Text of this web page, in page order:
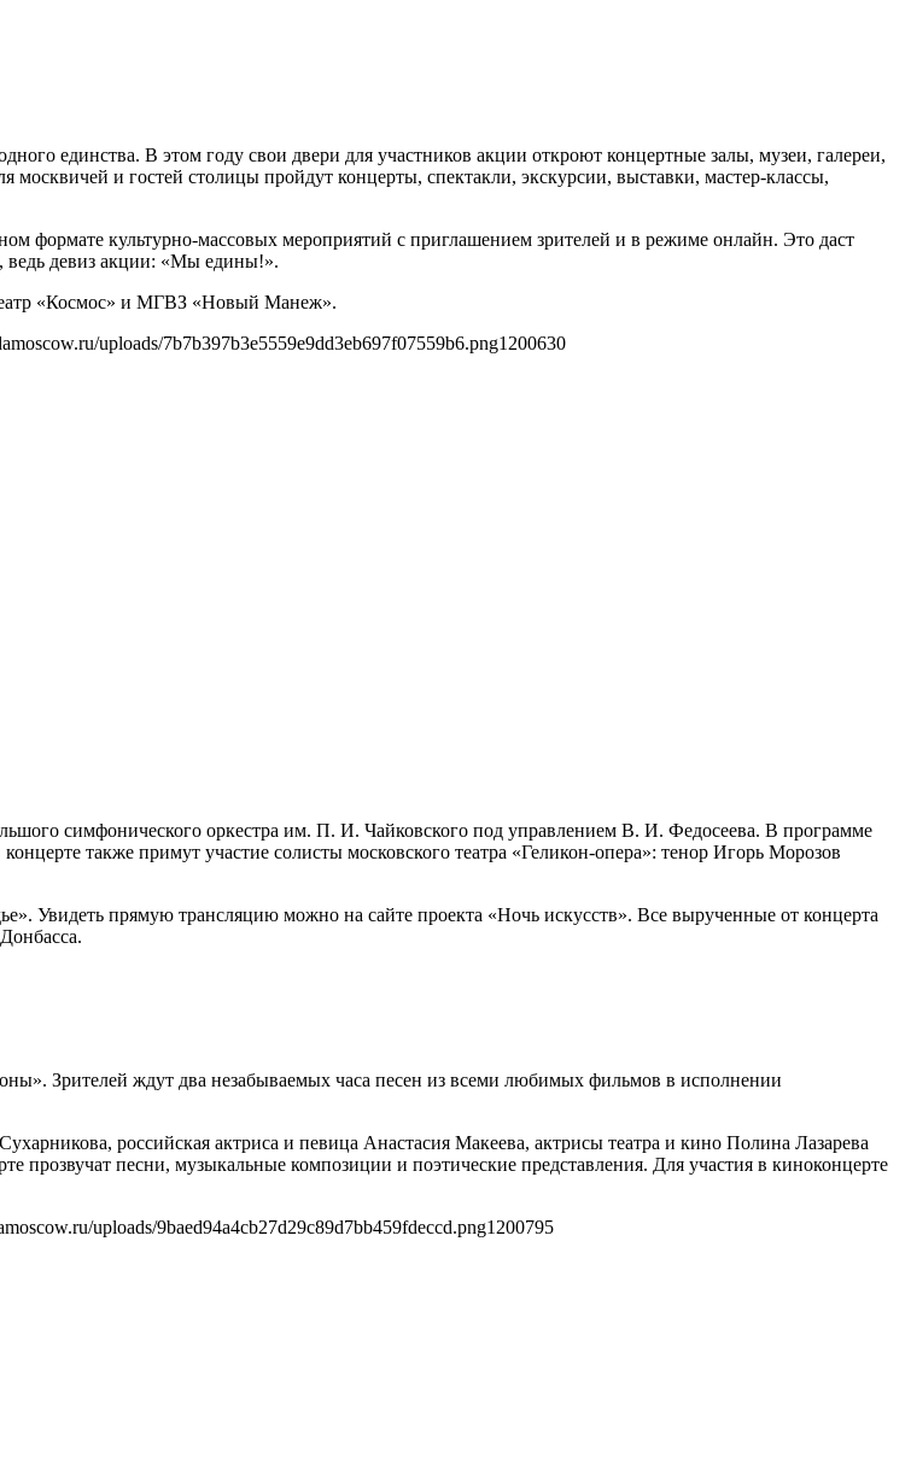
единства. В этом году свои двери для участников акции откроют концертные залы, музеи, галереи,
и гостей столицы пройдут концерты, спектакли, экскурсии, выставки, мастер-классы,
формате культурно-массовых мероприятий с приглашением зрителей и в режиме онлайн. Это даст
ведь девиз акции: «Мы едины!».
«Космос» и МГВЗ «Новый Манеж».
uploads/7b7b397b3e5559e9dd3eb697f07559b6.png1200630
симфонического оркестра им. П. И. Чайковского под управлением В. И. Федосеева. В программе
также примут участие солисты московского театра «Геликон-опера»: тенор Игорь Морозов
Увидеть прямую трансляцию можно на сайте проекта «Ночь искусств». Все вырученные от концерта
Зрителей ждут два незабываемых часа песен из всеми любимых фильмов в исполнении
российская актриса и певица Анастасия Макеева, актрисы театра и кино Полина Лазарева
прозвучат песни, музыкальные композиции и поэтические представления. Для участия в киноконцерте
uploads/9baed94a4cb27d29c89d7bb459fdeccd.png1200795